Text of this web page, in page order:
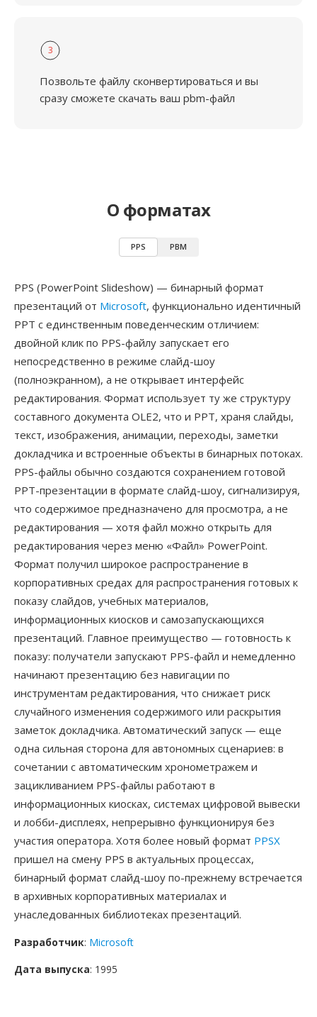
3
Позвольте файлу сконвертироваться и вы
сразу сможете скачать ваш pbm-файл
О форматах
PPS PBM
PPS (PowerPoint Slideshow) — бинарный формат
презентаций от Microsoft, функционально идентичный
PPT с единственным поведенческим отличием:
двойной клик по PPS-файлу запускает его
непосредственно в режиме слайд-шоу
(полноэкранном), а не открывает интерфейс
редактирования. Формат использует ту же структуру
составного документа OLE2, что и PPT, храня слайды,
текст, изображения, анимации, переходы, заметки
докладчика и встроенные объекты в бинарных потоках.
PPS-файлы обычно создаются сохранением готовой
PPT-презентации в формате слайд-шоу, сигнализируя,
что содержимое предназначено для просмотра, а не
редактирования — хотя файл можно открыть для
редактирования через меню «Файл» PowerPoint.
Формат получил широкое распространение в
корпоративных средах для распространения готовых к
показу слайдов, учебных материалов,
информационных киосков и самозапускающихся
презентаций. Главное преимущество — готовность к
показу: получатели запускают PPS-файл и немедленно
начинают презентацию без навигации по
инструментам редактирования, что снижает риск
случайного изменения содержимого или раскрытия
заметок докладчика. Автоматический запуск — еще
одна сильная сторона для автономных сценариев: в
сочетании с автоматическим хронометражем и
зацикливанием PPS-файлы работают в
информационных киосках, системах цифровой вывески
и лобби-дисплеях, непрерывно функционируя без
участия оператора. Хотя более новый формат PPSX
пришел на смену PPS в актуальных процессах,
бинарный формат слайд-шоу по-прежнему встречается
в архивных корпоративных материалах и
унаследованных библиотеках презентаций.
Разработчик: Microsoft
Дата выпуска: 1995